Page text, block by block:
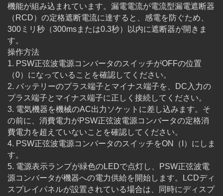
機能が組み込まれています。漏電電流が電流型漏電遮断器
（RCD）の定格遮断電流に達すると、感電を防ぐため、
300ミリ秒（300msまたは0.3秒）以内に遮断器が開きま
す。
操作方法
1. PSW正弦波電源コンバータのスイッチがOFFの位置
（0）になっていることを確認してください。
2. バッテリーのプラス端子とマイナス端子を、DC入力の
プラス端子とマイナス端子に正しく接続してください。
3. 電気機器を機械のAC出力ソケットに差し込みます。そ
の前に、消費電力がPSW正弦波電源コンバータの定格消
費電力を超えていないことを確認してください。
4. PSW正弦波電源コンバータのスイッチをON（I）にしま
す。
5. 電源表示ランプが緑色のLEDで点灯し、PSW正弦波電
源コンバータが機器への電力供給を開始します。LCDディ
スプレイパネルが設置されている場合は、同時にディスプ